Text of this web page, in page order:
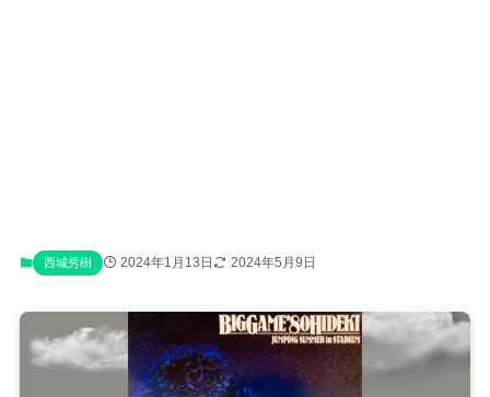
西城秀樹 2024年1月13日 2024年5月9日